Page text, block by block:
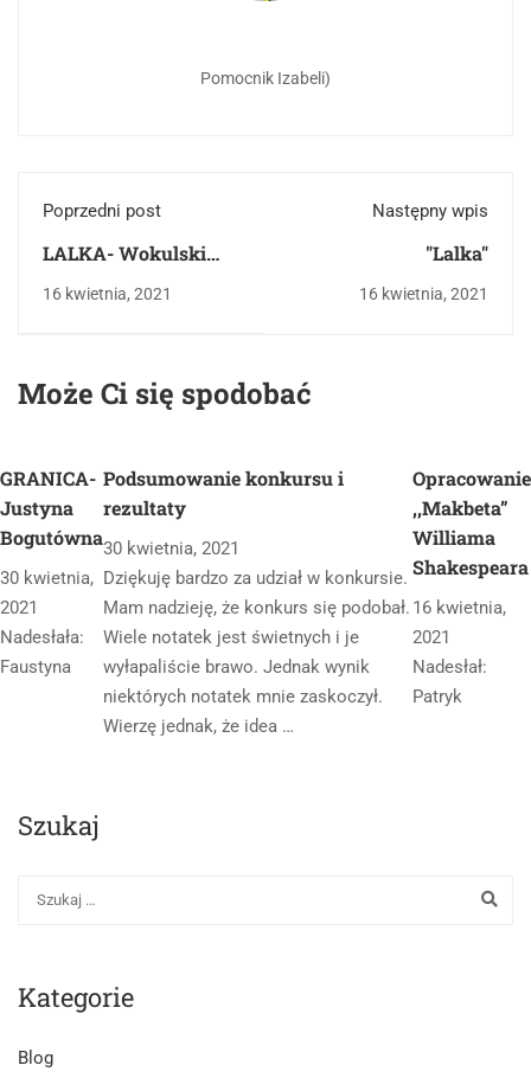
Pomocnik Izabeli)
Poprzedni post
LALKA- Wokulski
jako romantyk i
16 kwietnia, 2021
Następny wpis
"Lalka"
16 kwietnia, 2021
Może Ci się spodobać
GRANICA-
Justyna
Bogutówna
30 kwietnia,
2021
Nadesłała:
Faustyna
Podsumowanie konkursu i
rezultaty
30 kwietnia, 2021
Dziękuję bardzo za udział w konkursie.
Mam nadzieję, że konkurs się podobał.
Wiele notatek jest świetnych i je
wyłapaliście brawo. Jednak wynik
niektórych notatek mnie zaskoczył.
Wierzę jednak, że idea …
Opracowanie
,,Makbeta”
Williama
Shakespeara
16 kwietnia,
2021
Nadesłał:
Patryk
Szukaj
Kategorie
Blog